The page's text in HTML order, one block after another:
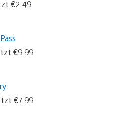
€2.49
€9.99
€7.99